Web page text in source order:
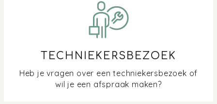
TECHNIEKERSBEZOEK
Heb je vragen over een techniekersbezoek of
wil je een afspraak maken?